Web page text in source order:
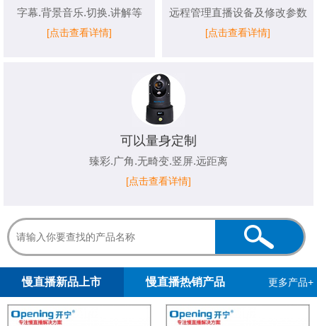
字幕.背景音乐.切换.讲解等
[点击查看详情]
远程管理直播设备及修改参数
[点击查看详情]
可以量身定制
臻彩.广角.无畸变.竖屏.远距离
[点击查看详情]
慢直播新品上市 慢直播热销产品 更多产品+